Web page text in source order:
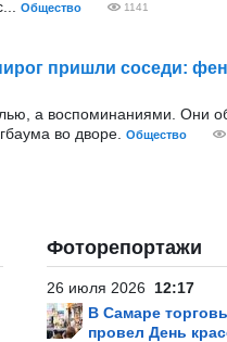
Общество 1141
пришли соседи:
а воспоминаниями. Они
во дворе.
Общество
Фоторепортажи
26 июля 2026 12:17
В Самаре
провел День